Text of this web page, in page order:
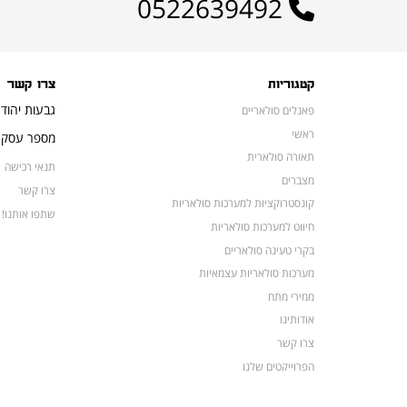
קטגוריות
פאנלים סולאריים
ראשי
תאורה סולארית
מצברים
קונסטרוקציות למערכות סולאריות
חיווט למערכות סולאריות
בקרי טעינה סולאריים
מערכות סולאריות עצמאיות
ממירי מתח
אודותינו
צרו קשר
הפרוייקטים שלנו
צרו קשר
גבעות
מספר עסק:
תנאי רכישה
צרו קשר
שתפו אותנו!